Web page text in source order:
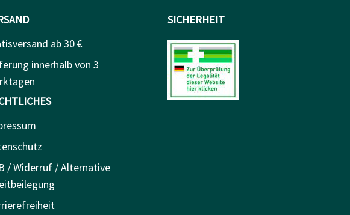
ab 30 €
innerhalb von 3
/ Widerruf / Alternative
SICHERHEIT